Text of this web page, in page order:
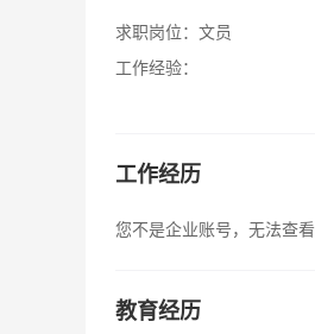
求职岗位： 文员
工作经验：
工作经历
您不是企业账号，无法查看
教育经历